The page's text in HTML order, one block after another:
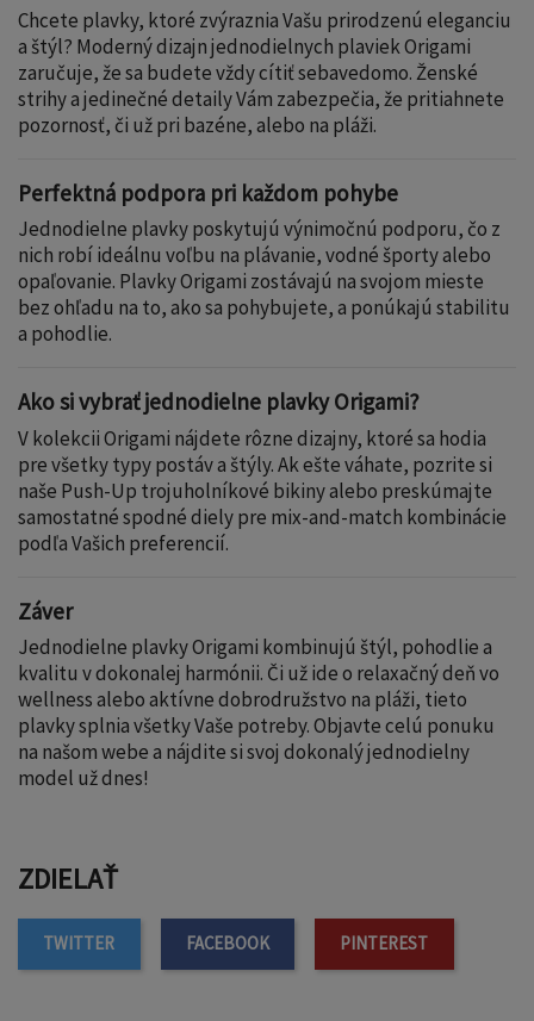
Chcete plavky, ktoré zvýraznia Vašu prirodzenú eleganciu
a štýl? Moderný dizajn jednodielnych plaviek Origami
zaručuje, že sa budete vždy cítiť sebavedomo. Ženské
strihy a jedinečné detaily Vám zabezpečia, že pritiahnete
pozornosť, či už pri bazéne, alebo na pláži.
Perfektná podpora pri každom pohybe
Jednodielne plavky poskytujú výnimočnú podporu, čo z
nich robí ideálnu voľbu na plávanie, vodné športy alebo
opaľovanie. Plavky Origami zostávajú na svojom mieste
bez ohľadu na to, ako sa pohybujete, a ponúkajú stabilitu
a pohodlie.
Ako si vybrať jednodielne plavky Origami?
V kolekcii Origami nájdete rôzne dizajny, ktoré sa hodia
pre všetky typy postáv a štýly. Ak ešte váhate, pozrite si
naše Push-Up trojuholníkové bikinyalebo preskúmajte
samostatnéspodnédielypre mix-and-match kombinácie
podľa Vašich preferencií.
Záver
Jednodielne plavky Origami kombinujú štýl, pohodlie a
kvalitu v dokonalej harmónii. Či už ide o relaxačný deň vo
wellness alebo aktívne dobrodružstvo na pláži, tieto
plavky splnia všetky Vaše potreby. Objavte celú ponuku
na našomwebea nájdite si svoj dokonalý jednodielny
model už dnes!
ZDIELAŤ
TWITTER FACEBOOK PINTEREST